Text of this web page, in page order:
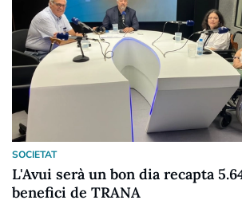
SOCIETAT
L'Avui serà un bon dia recapta
benefici de TRANA